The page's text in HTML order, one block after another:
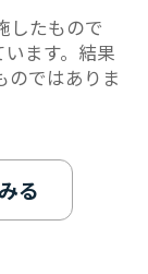
したもので
ます。結果
のではありま
る